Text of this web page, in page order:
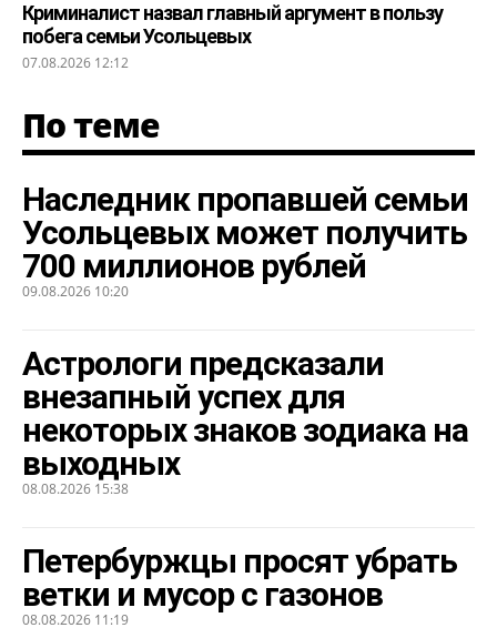
Криминалист назвал главный аргумент в пользу
побега семьи Усольцевых
07.08.2026 12:12
По теме
Наследник пропавшей семьи
Усольцевых может получить
700 миллионов рублей
09.08.2026 10:20
Астрологи предсказали
внезапный успех для
некоторых знаков зодиака на
выходных
08.08.2026 15:38
Петербуржцы просят убрать
ветки и мусор с газонов
08.08.2026 11:19